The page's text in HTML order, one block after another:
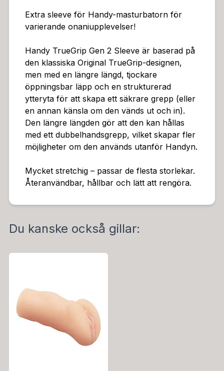
Extra sleeve för Handy-masturbatorn för
varierande onaniupplevelser!
Handy TrueGrip Gen 2 Sleeve är baserad på
den klassiska Original TrueGrip-designen,
men med en längre längd, tjockare
öppningsbar läpp och en strukturerad
ytteryta för att skapa ett säkrare grepp (eller
en annan känsla om den vänds ut och in).
Den längre längden gör att den kan hållas
med ett dubbelhandsgrepp, vilket skapar fler
möjligheter om den används utanför Handyn.
Mycket stretchig – passar de flesta storlekar.
Återanvändbar, hållbar och lätt att rengöra.
Du kanske också gillar: